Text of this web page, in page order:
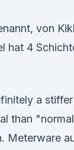
von
hat 4
a stiffer
than
Meterware